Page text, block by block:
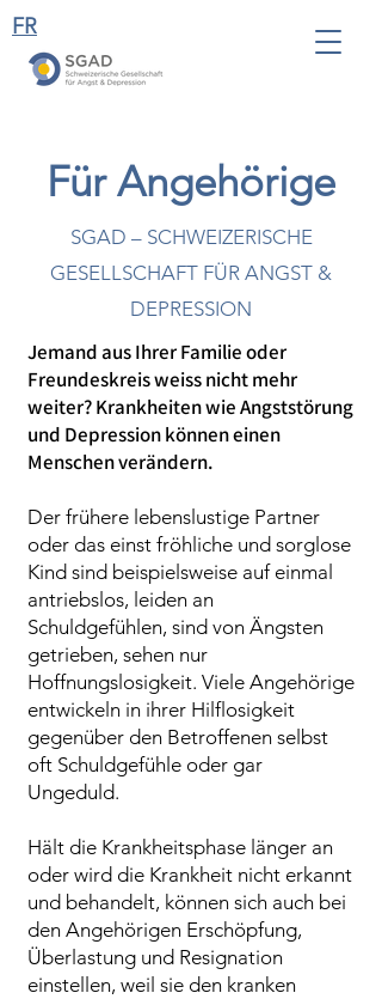
FR
Für Angehörige
SGAD – SCHWEIZERISCHE
GESELLSCHAFT FÜR ANGST &
DEPRESSION
Jemand aus Ihrer Familie oder
Freundeskreis weiss nicht mehr
weiter? Krankheiten wie Angststörung
und Depression können einen
Menschen verändern.
Der frühere lebenslustige Partner
oder das einst fröhliche und sorglose
Kind sind beispielsweise auf einmal
antriebslos, leiden an
Schuldgefühlen, sind von Ängsten
getrieben, sehen nur
Hoffnungslosigkeit. Viele Angehörige
entwickeln in ihrer Hilflosigkeit
gegenüber den Betroffenen selbst
oft Schuldgefühle oder gar
Ungeduld.
Hält die Krankheitsphase länger an
oder wird die Krankheit nicht erkannt
und behandelt, können sich auch bei
den Angehörigen Erschöpfung,
Überlastung und Resignation
einstellen, weil sie den kranken